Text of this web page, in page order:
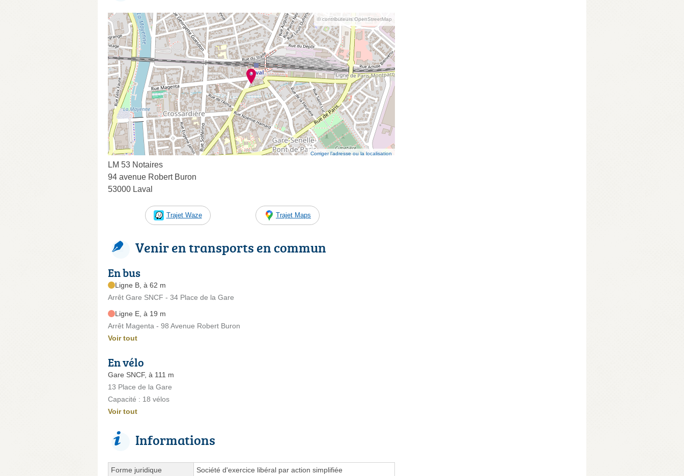
© contributeurs OpenStreetMap
Corriger l’adresse ou la localisation
LM 53 Notaires
94 avenue Robert Buron
53000 Laval
Trajet Waze Trajet Maps
Venir en transports en commun
En bus
Ligne B, à 62 m
Arrêt Gare SNCF - 34 Place de la Gare
Ligne E, à 19 m
Arrêt Magenta - 98 Avenue Robert Buron
Voir tout
En vélo
Gare SNCF, à 111 m
13 Place de la Gare
Capacité : 18 vélos
Voir tout
Informations
Forme juridique Société d'exercice libéral par action simplifiée